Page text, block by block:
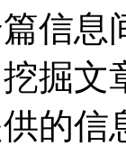
信息
掘
的